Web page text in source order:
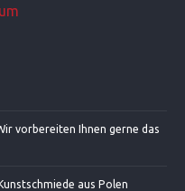
vorbereiten Ihnen gerne das
aus Polen